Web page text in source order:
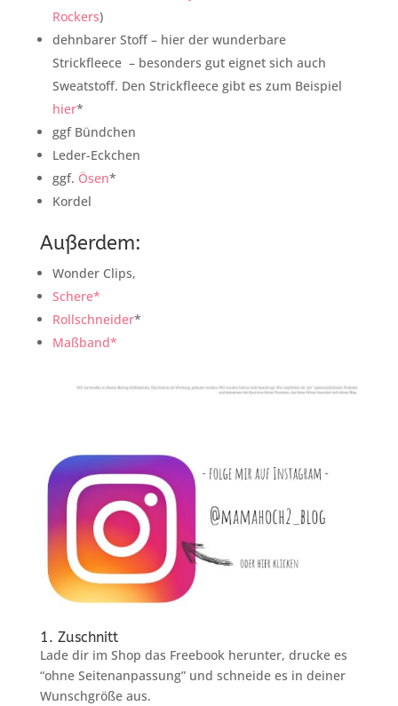
Rockers)
dehnbarer Stoff – hier der wunderbare
Strickfleece – besonders gut eignet sich auch
Sweatstoff. Den Strickfleece gibt es zum Beispiel
hier*
ggf Bündchen
Leder-Eckchen
ggf. Ösen*
Kordel
Außerdem:
Wonder Clips,
Schere*
Rollschneider*
Maßband*
1. Zuschnitt
Lade dir im Shop das Freebook herunter, drucke es
“ohne Seitenanpassung” und schneide es in deiner
Wunschgröße aus.